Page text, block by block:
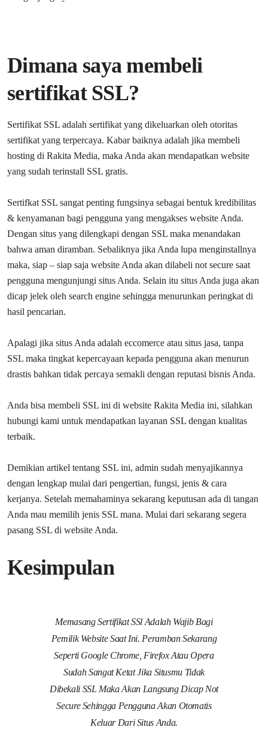
Dimana saya membeli
sertifikat SSL?
Sertifikat SSL adalah sertifikat yang dikeluarkan oleh otoritas
sertifikat yang terpercaya. Kabar baiknya adalah jika membeli
hosting di Rakita Media, maka Anda akan mendapatkan website
yang sudah terinstall SSL gratis.
Sertifkat SSL sangat penting fungsinya sebagai bentuk kredibilitas
& kenyamanan bagi pengguna yang mengakses website Anda.
Dengan situs yang dilengkapi dengan SSL maka menandakan
bahwa aman diramban. Sebaliknya jika Anda lupa menginstallnya
maka, siap – siap saja website Anda akan dilabeli not secure saat
pengguna mengunjungi situs Anda. Selain itu situs Anda juga akan
dicap jelek oleh search engine sehingga menurunkan peringkat di
hasil pencarian.
Apalagi jika situs Anda adalah eccomerce atau situs jasa, tanpa
SSL maka tingkat kepercayaan kepada pengguna akan menurun
drastis bahkan tidak percaya semakli dengan reputasi bisnis Anda.
Anda bisa membeli SSL ini di website Rakita Media ini, silahkan
hubungi kami untuk mendapatkan layanan SSL dengan kualitas
terbaik.
Demikian artikel tentang SSL ini, admin sudah menyajikannya
dengan lengkap mulai dari pengertian, fungsi, jenis & cara
kerjanya. Setelah memahaminya sekarang keputusan ada di tangan
Anda mau memilih jenis SSL mana. Mulai dari sekarang segera
pasang SSL di website Anda.
Kesimpulan
Memasang Sertifikat SSl Adalah Wajib Bagi
Pemilik Website Saat Ini. Peramban Sekarang
Seperti Google Chrome, Firefox Atau Opera
Sudah Sangat Ketat Jika Situsmu Tidak
Dibekali SSL Maka Akan Langsung Dicap Not
Secure Sehingga Pengguna Akan Otomatis
Keluar Dari Situs Anda.